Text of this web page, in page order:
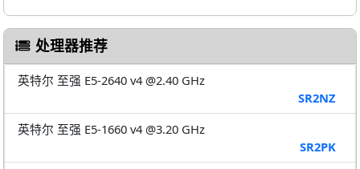
处理器推荐
英特尔 至强 E5-2640 v4 @2.40 GHz
SR2NZ
英特尔 至强 E5-1660 v4 @3.20 GHz
SR2PK